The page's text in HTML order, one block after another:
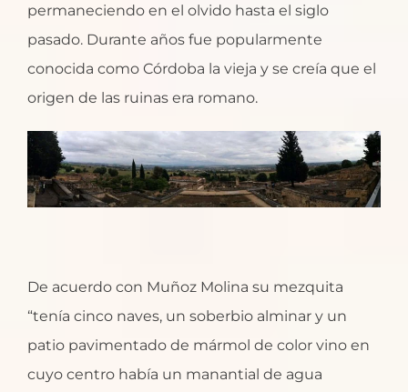
permaneciendo en el olvido hasta el siglo
pasado. Durante años fue popularmente
conocida como Córdoba la vieja y se creía que el
origen de las ruinas era romano.
De acuerdo con Muñoz Molina su mezquita
“tenía cinco naves, un soberbio alminar y un
patio pavimentado de mármol de color vino en
cuyo centro había un manantial de agua